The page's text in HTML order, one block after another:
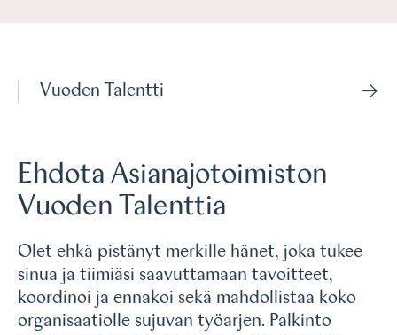
Vuoden Talentti
Ehdota Asianajotoimiston
Vuoden Talenttia
Olet ehkä pistänyt merkille hänet, joka tukee
sinua ja tiimiäsi saavuttamaan tavoitteet,
koordinoi ja ennakoi sekä mahdollistaa koko
organisaatiolle sujuvan työarjen. Palkinto